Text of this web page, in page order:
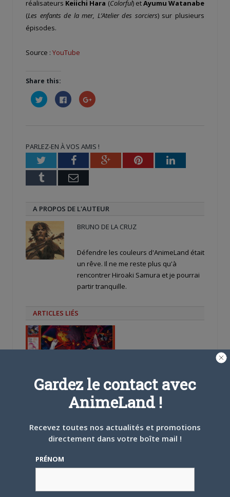
réalisateurs Keiichi Hara (Colorful) etAyumu Watanabe
(Les enfants de la mer, L’Atelier des sorciers) sur plusieurs
épisodes.
Source : YouTube
Share this:
Cliquez
pour
partager
fenêtre)
Cliquez
pour
partager
fenêtre)
Cliquez
pour
nouvelle
fenêtre)
PARLEZ-EN À VOS AMIS !
TwitterFacebookGoogle+PinterestLinkedIn
Tumblr Email
A PROPOS DE L'AUTEUR
BRUNO DE LA CRUZ
Défendre les couleurs d'AnimeLand était
un rêve. Il ne me reste plus qu'à
rencontrer Hiroaki Samura et je pourrai
partir tranquille.
ARTICLES LIÉS
5 AOÛT 2026 0
L’AnimeLand Hors-Série
– Spécial Posters est
4 AOÛT 2026 0
Gardez le contact avec
AnimeLand !
Recevez toutes nos actualités et promotions
directement dans votre boîte mail !
PRÉNOM